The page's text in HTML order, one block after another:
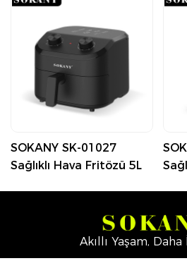
SOKANY SK-01027
Sağlıklı Hava Fritözü 5L
Akıllı Yaşam, Daha